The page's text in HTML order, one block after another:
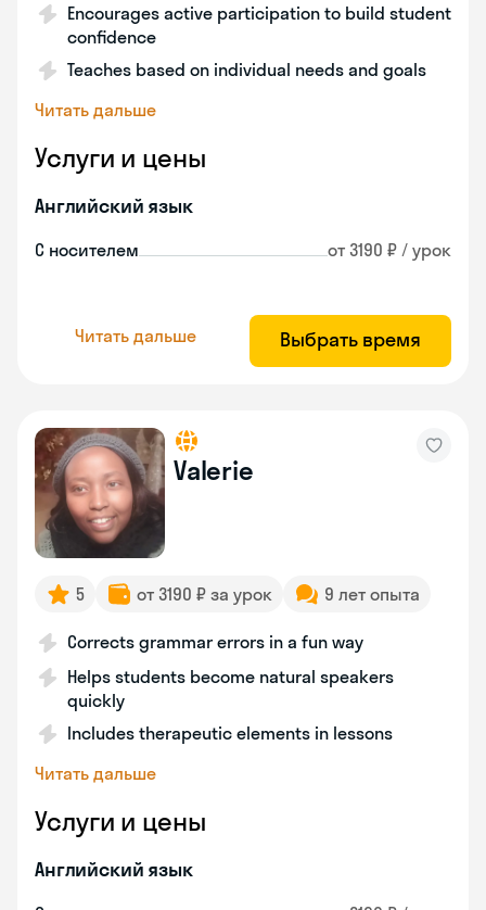
Encourages active participation to build student
confidence
Teaches based on individual needs and goals
Читать дальше
Услуги и цены
Английский язык
С носителем от 3190 ₽ / урок
Читать дальше Выбрать время
Valerie
5 от 3190 ₽ за урок 9 лет опыта
Corrects grammar errors in a fun way
Helps students become natural speakers
quickly
Includes therapeutic elements in lessons
Читать дальше
Услуги и цены
Английский язык